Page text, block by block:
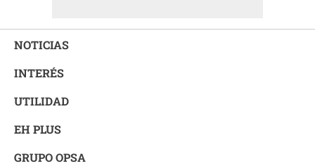
NOTICIAS
INTERÉS
UTILIDAD
EH PLUS
GRUPO OPSA